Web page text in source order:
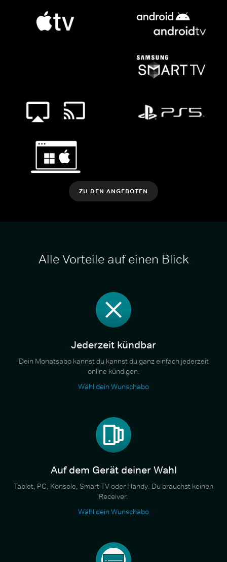
ZU DEN ANGEBOTEN
Alle Vorteile auf einen Blick
Jederzeit kündbar
Dein Monatsabo kannst du kannst du ganz einfach jederzeit
online kündigen.
Wähl dein Wunschabo
Auf dem Gerät deiner Wahl
Tablet, PC, Konsole, Smart TV oder Handy. Du brauchst keinen
Receiver.
Wähl dein Wunschabo